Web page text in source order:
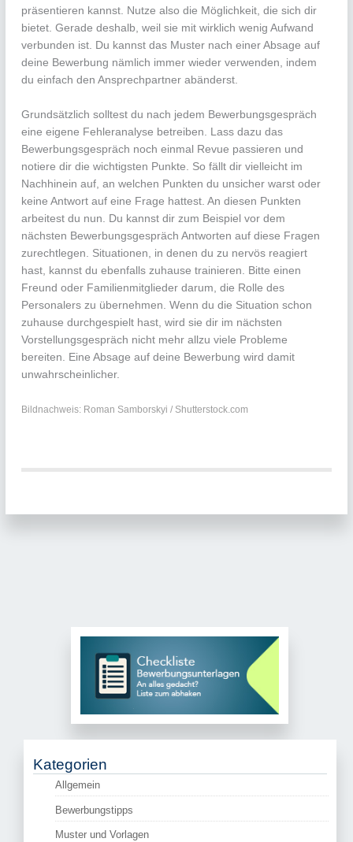
präsentieren kannst. Nutze also die Möglichkeit, die sich dir
bietet. Gerade deshalb, weil sie mit wirklich wenig Aufwand
verbunden ist. Du kannst das Muster nach einer Absage auf
deine Bewerbung nämlich immer wieder verwenden, indem
du einfach den Ansprechpartner abänderst.
Grundsätzlich solltest du nach jedem Bewerbungsgespräch
eine eigene Fehleranalyse betreiben. Lass dazu das
Bewerbungsgespräch noch einmal Revue passieren und
notiere dir die wichtigsten Punkte. So fällt dir vielleicht im
Nachhinein auf, an welchen Punkten du unsicher warst oder
keine Antwort auf eine Frage hattest. An diesen Punkten
arbeitest du nun. Du kannst dir zum Beispiel vor dem
nächsten Bewerbungsgespräch Antworten auf diese Fragen
zurechtlegen. Situationen, in denen du zu nervös reagiert
hast, kannst du ebenfalls zuhause trainieren. Bitte einen
Freund oder Familienmitglieder darum, die Rolle des
Personalers zu übernehmen. Wenn du die Situation schon
zuhause durchgespielt hast, wird sie dir im nächsten
Vorstellungsgespräch nicht mehr allzu viele Probleme
bereiten. Eine Absage auf deine Bewerbung wird damit
unwahrscheinlicher.
Bildnachweis: Roman Samborskyi / Shutterstock.com
Kategorien
Allgemein
Bewerbungstipps
Muster und Vorlagen